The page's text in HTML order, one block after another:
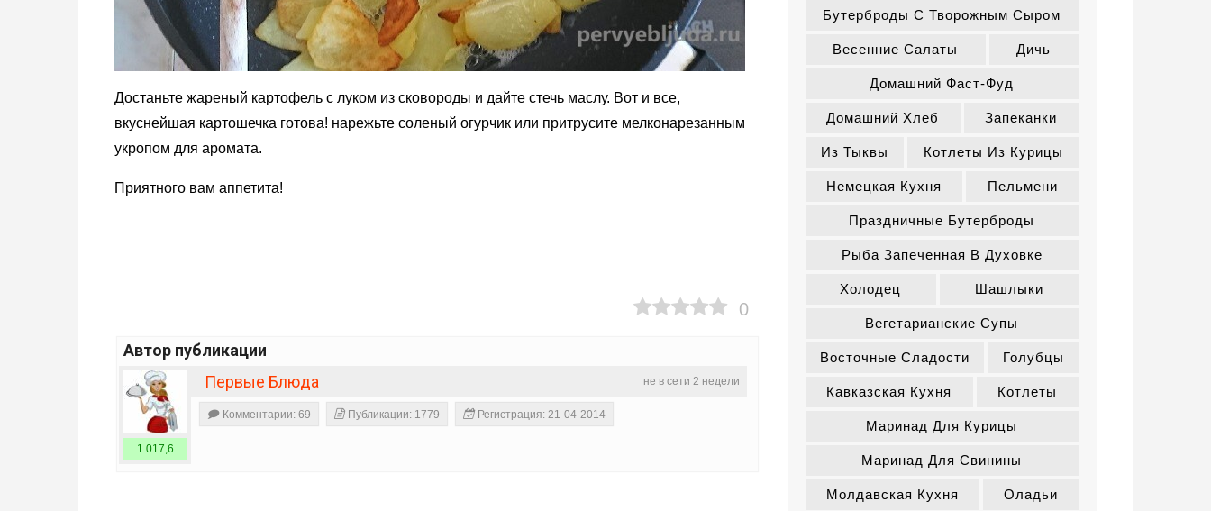
Достаньте жареный картофель с луком из сковороды и дайте стечь маслу. Вот и все,
вкуснейшая картошечка готова! нарежьте соленый огурчик или притрусите мелконарезанным
укропом для аромата.
Приятного вам аппетита!
0
Автор публикации
не в сети 2 недели
Первые Блюда
1 017,6
Комментарии: 69 Публикации: 1779 Регистрация: 21-04-2014
Бутерброды С Творожным Сыром
Весенние Салаты Дичь
Домашний Фаст-Фуд
Домашний Хлеб Запеканки
Из Тыквы Котлеты Из Курицы
Немецкая Кухня Пельмени
Праздничные Бутерброды
Рыба Запеченная В Духовке
Холодец Шашлыки
Вегетарианские Супы
Восточные Сладости Голубцы
Кавказская Кухня Котлеты
Маринад Для Курицы
Маринад Для Свинины
Молдавская Кухня Оладьи